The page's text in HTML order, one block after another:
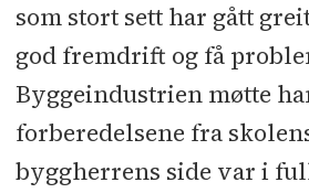
Prosjektutvikler og
totalentreprenør:
Kontraktssum ekskl.
millioner kroner
som stort sett har gått
god fremdrift og få
Byggeindustrien møtte
forberedelsene fra
byggherrens side var i